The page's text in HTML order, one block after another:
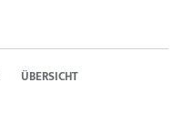
ÜBERSICHT